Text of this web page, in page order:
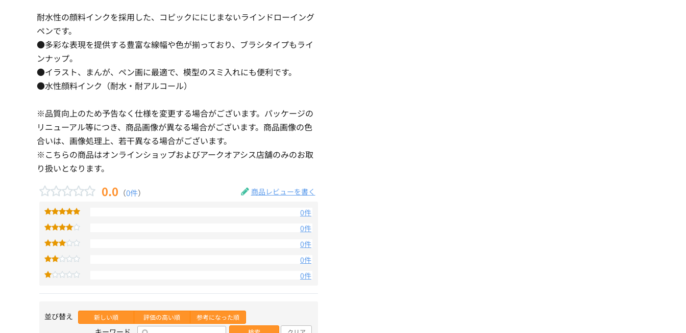
耐水性の顔料インクを採用した、コピックににじまないラインドローイング
ペンです。
●多彩な表現を提供する豊富な線幅や色が揃っており、ブラシタイプもライ
ンナップ。
●イラスト、まんが、ペン画に最適で、模型のスミ入れにも便利です。
●水性顔料インク（耐水・耐アルコール）
※品質向上のため予告なく仕様を変更する場合がございます。パッケージの
リニューアル等につき、商品画像が異なる場合がございます。商品画像の色
合いは、画像処理上、若干異なる場合がございます。
※こちらの商品はオンラインショップおよびアークオアシス店舗のみのお取
り扱いとなります。
0.0 （0件） 商品レビューを書く
0件
0件
0件
0件
0件
並び替え 新しい順 評価の高い順 参考になった順